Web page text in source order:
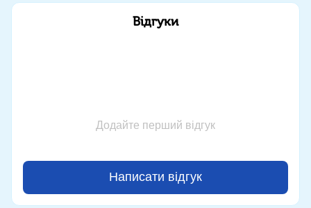
Відгуки
Додайте перший відгук
Написати відгук